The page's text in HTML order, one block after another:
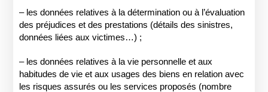
– les données relatives à la détermination ou à l’évaluation
des préjudices et des prestations (détails des sinistres,
données liées aux victimes…) ;
– les données relatives à la vie personnelle et aux
habitudes de vie et aux usages des biens en relation avec
les risques assurés ou les services proposés (nombre